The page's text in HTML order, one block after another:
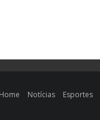
Home Notícias Esportes